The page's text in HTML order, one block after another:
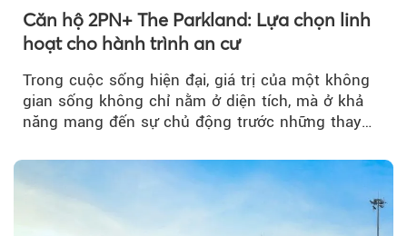
Căn hộ 2PN+ The Parkland: Lựa chọn linh
hoạt cho hành trình an cư
Trong cuộc sống hiện đại, giá trị của một không
gian sống không chỉ nằm ở diện tích, mà ở khả
năng mang đến sự chủ động trước những thay